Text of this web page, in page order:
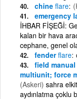
chine flare
emergency
İHBAR FİŞEĞİ:
kalan bir hava
cephane, genel
fenderflare
field
multiunit; force
(Askeri) sahra
aydınlatma çoklu